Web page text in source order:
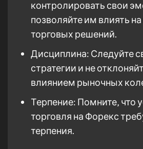
контролировать свои
позволяйте им влиять
торговых решений.
Дисциплина: Следуйте
стратегии и не
влиянием рыночных
Терпение: Помните‚ что
торговля на Форекс
терпения.